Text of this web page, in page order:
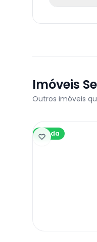
Imóveis
Outros imóveis
Venda